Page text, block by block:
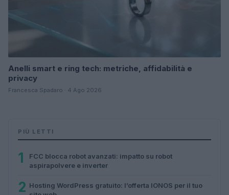
Anelli smart e ring tech: metriche, affidabilità e
privacy
Francesca Spadaro · 4 Ago 2026
PIÙ LETTI
1
FCC blocca robot avanzati: impatto su robot
aspirapolvere e inverter
2 Hosting WordPress gratuito: l’offerta IONOS per il tuo